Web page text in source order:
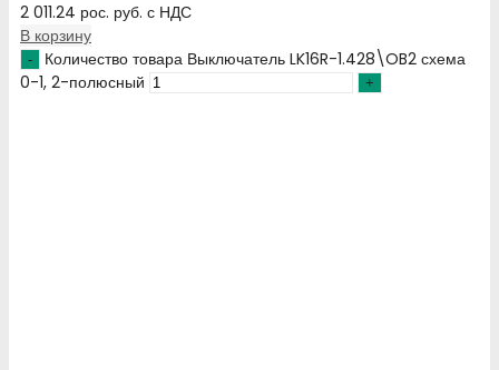
2 011.24 рос. руб. с НДС
В корзину
Количество товара Выключатель LK16R-1.428\OB2 схема
0-1, 2-полюсный